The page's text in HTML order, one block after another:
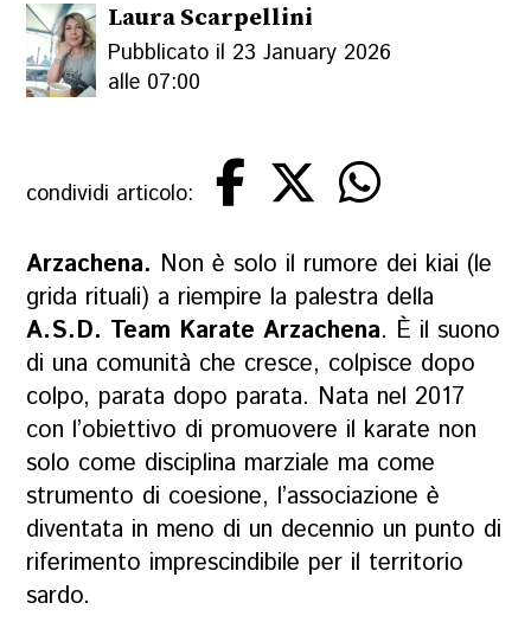
Laura Scarpellini
Pubblicato il 23 January 2026
alle 07:00
condividi articolo:
Arzachena. Non è solo il rumore dei kiai (le
grida rituali) a riempire la palestra della
A.S.D. Team Karate Arzachena. È il suono
di una comunità che cresce, colpisce dopo
colpo, parata dopo parata. Nata nel 2017
con l’obiettivo di promuovere il karate non
solo come disciplina marziale ma come
strumento di coesione, l’associazione è
diventata in meno di un decennio un punto di
riferimento imprescindibile per il territorio
sardo.